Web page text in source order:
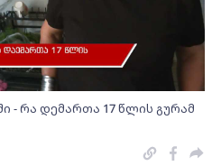
- რა დემართა 17 წლის გურამ